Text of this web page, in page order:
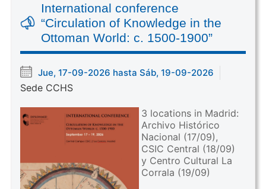
International conference
“Circulation of Knowledge in the
Ottoman World: c. 1500-1900”
Jue, 17-09-2026 hasta Sáb, 19-09-2026
Sede CCHS
3 locations in Madrid:
Archivo Histórico
Nacional (17/09),
CSIC Central (18/09)
y Centro Cultural La
Corrala (19/09)